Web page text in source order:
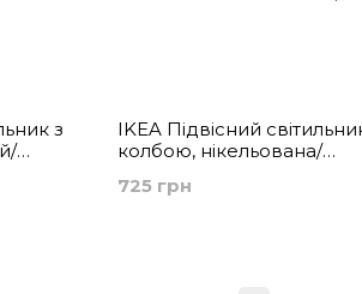
з
/
IKEA Підвісний
колбою, нікельована/
LUNNOM, 694.944.24
725 грн